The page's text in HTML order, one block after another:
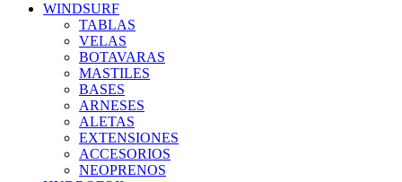
WINDSURF
TABLAS
VELAS
BOTAVARAS
MASTILES
BASES
ARNESES
ALETAS
EXTENSIONES
ACCESORIOS
NEOPRENOS